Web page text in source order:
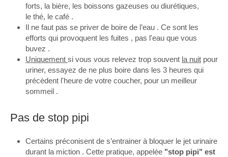
forts, la bière, les boissons gazeuses ou diurétiques,
le thé, le café .
Il ne faut pas se priver de boire de l’eau . Ce sont les
efforts qui provoquent les fuites , pas l'eau que vous
buvez .
Uniquement si vous vous relevez trop souvent la nuit pour
uriner, essayez de ne plus boire dans les 3 heures qui
précèdent l'heure de votre coucher, pour un meilleur
sommeil .
Pas de stop pipi
Certains préconisent de s’entrainer à bloquer le jet urinaire
durant la miction . Cette pratique, appelée "stop pipi" est